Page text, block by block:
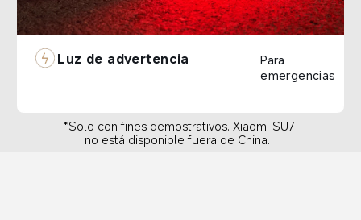
Luz de advertencia
Para
emergencias
*Solo con fines demostrativos. Xiaomi SU7
no está disponible fuera de China.